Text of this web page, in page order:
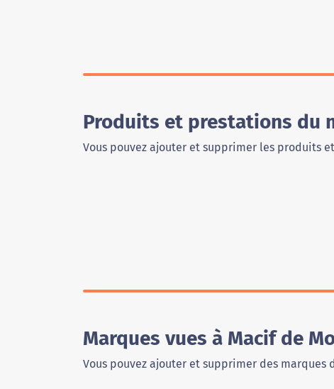
Produits et prestations du
Vous pouvez ajouter et supprimer les produits
Marques vues à Macif de
Vous pouvez ajouter et supprimer des marques